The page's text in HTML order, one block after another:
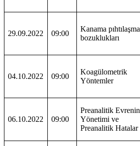
29.09.2022 09:00
Kanama pıhtılaşma
bozuklukları
04.10.2022 09:00
Koagülometrik
Yöntemler
06.10.2022 09:00
Preanalitik Evrenin
Yönetimi ve
Preanalitik Hatalar